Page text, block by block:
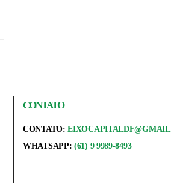
CONTATO
CONTATO:
WHATSAPP: (61) 9 9989-8493